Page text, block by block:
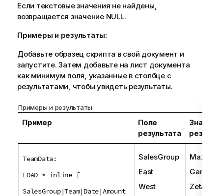
Если текстовые значения не найдены,
возвращается значение NULL.
Примеры и результаты:
Добавьте образец скрипта в свой документ и
запустите. Затем добавьте на лист документа
как минимум поля, указанные в столбце с
результатами, чтобы увидеть результаты.
Примеры и результаты
Пример
Поле
результата
TeamData:
LOAD * inline [
SalesGroup|Team|Date|Amount
SalesGroup
East
West
Gamma
Zeta